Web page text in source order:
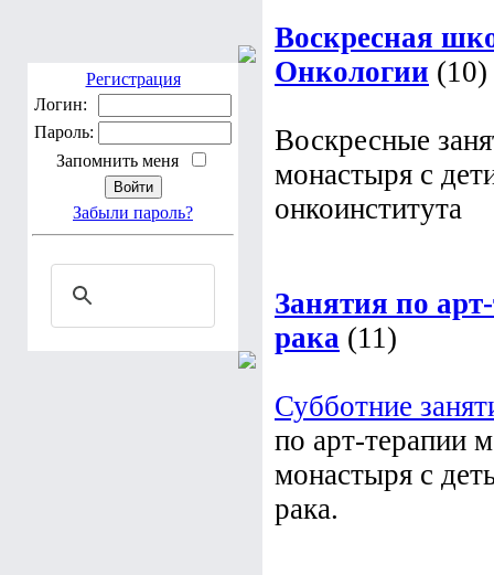
Регистрация
Логин:
Запомнить меня
Забыли пароль?
Воскресная
Онкологии (10)
Воскресные
Ионинского
отделения
Занятия по
рака (11)
Субботние
по арт-терапии
Ионинского
отделения